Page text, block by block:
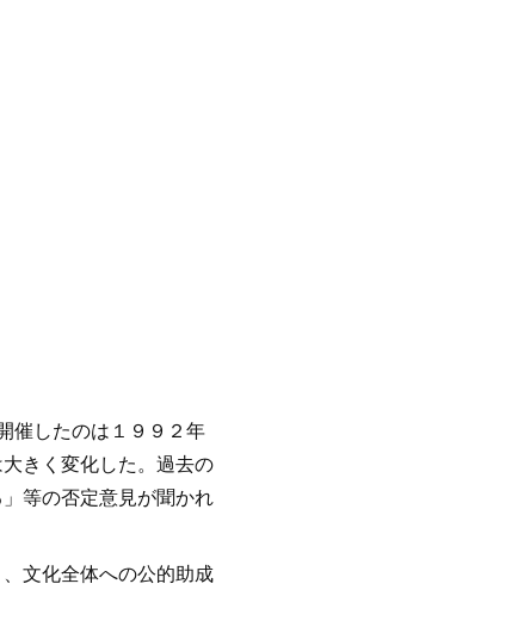
催したのは１９９２年
きく変化した。過去の
等の否定意見が聞かれ
文化全体への公的助成